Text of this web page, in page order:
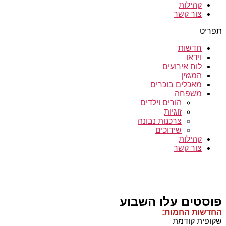
קהילות
צור קשר
תפריט
חדשות
וידאו
לוח אירועים
המגזין
מאכלים בוכרים
משפחה
הורים וילדים
זוגיות
צרכנות נבונה
שידוכים
קהילות
צור קשר
פוסטים עלו השבוע
החדשות החמות:
שקופית קודמת